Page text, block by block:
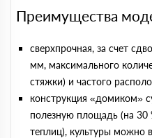
Преимущества
сверхпрочная, за счет
мм, максимального
стяжки) и частого
конструкция «домиком»
полезную площадь (на 30
теплиц), культуры можно